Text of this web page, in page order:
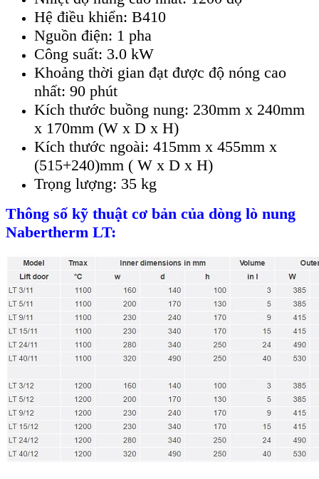
Hệ điều khiển: B410
Nguồn điện: 1 pha
Công suất: 3.0 kW
Khoảng thời gian đạt được độ nóng cao
nhất: 90 phút
Kích thước buồng nung: 230mm x 240mm
x 170mm (W x D x H)
Kích thước ngoài: 415mm x 455mm x
(515+240)mm ( W x D x H)
Trọng lượng: 35 kg
Thông số kỹ thuật cơ bản của dòng lò nung
Nabertherm LT: